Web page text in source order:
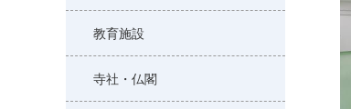
教育施設
寺社・仏閣